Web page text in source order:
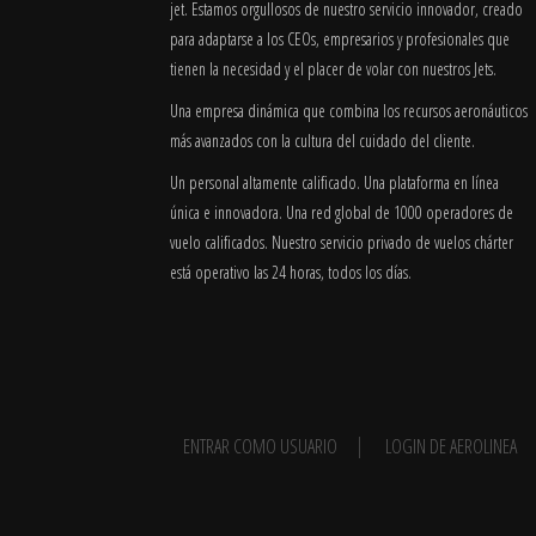
jet. Estamos orgullosos de nuestro servicio innovador, creado
para adaptarse a los CEOs, empresarios y profesionales que
tienen la necesidad y el placer de volar con nuestros Jets.
Una empresa dinámica que combina los recursos aeronáuticos
más avanzados con la cultura del cuidado del cliente.
Un personal altamente calificado. Una plataforma en línea
única e innovadora. Una red global de 1000 operadores de
vuelo calificados. Nuestro servicio privado de vuelos chárter
está operativo las 24 horas, todos los días.
ENTRAR COMO USUARIO LOGIN DE AEROLINEA